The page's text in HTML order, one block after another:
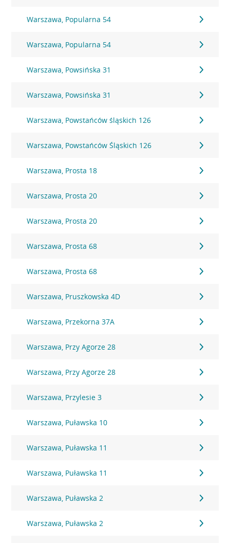
Warszawa, Popularna 54
Warszawa, Popularna 54
Warszawa, Powsińska 31
Warszawa, Powsińska 31
Warszawa, Powstańców śląskich 126
Warszawa, Powstańców Śląskich 126
Warszawa, Prosta 18
Warszawa, Prosta 20
Warszawa, Prosta 20
Warszawa, Prosta 68
Warszawa, Prosta 68
Warszawa, Pruszkowska 4D
Warszawa, Przekorna 37A
Warszawa, Przy Agorze 28
Warszawa, Przy Agorze 28
Warszawa, Przylesie 3
Warszawa, Puławska 10
Warszawa, Puławska 11
Warszawa, Puławska 11
Warszawa, Puławska 2
Warszawa, Puławska 2